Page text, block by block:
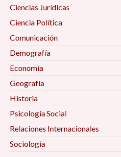
Ciencias Jurídicas
Ciencia Política
Comunicación
Demografía
Economía
Geografía
Historia
Psicología Social
Relaciones Internacionales
Sociología